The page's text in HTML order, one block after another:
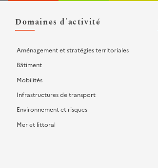
Domaines d'activité
Aménagement et stratégies territoriales
Bâtiment
Mobilités
Infrastructures de transport
Environnement et risques
Mer et littoral